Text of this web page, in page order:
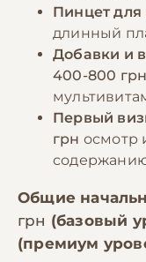
Пинцет
длинный
Добавки и
400-800 грн
Первый
грн осмотр
Общие
грн (базовый
(премиум